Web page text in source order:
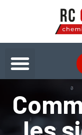
Menu
les